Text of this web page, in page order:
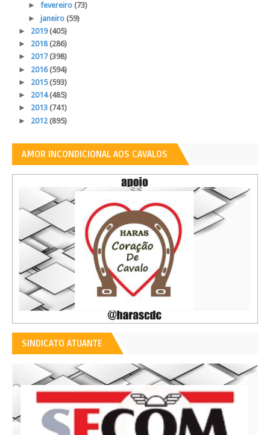
► fevereiro (73)
► janeiro (59)
► 2019(405)
► 2018(286)
► 2017(398)
► 2016(594)
► 2015(593)
► 2014(485)
► 2013 (741)
► 2012(895)
AMOR INCONDICIONAL AOS CAVALOS
SINDICATO ATUANTE